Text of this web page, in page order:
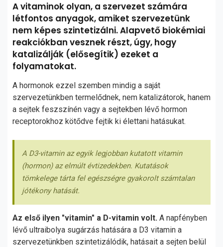
A vitaminok olyan, a szervezet számára
létfontos anyagok, amiket szervezetünk
nem képes szintetizálni. Alapvető biokémiai
reakciókban vesznek részt, úgy, hogy
katalizálják (elősegítik) ezeket a
folyamatokat.
A hormonok ezzel szemben mindig a saját
szervezetünkben termelődnek, nem katalizátorok, hanem
a sejtek feszszínén vagy a sejtekben lévő hormon
receptorokhoz kötődve fejtik ki élettani hatásukat.
A D3-vitamin az egyik legjobban kutatott vitamin
(hormon) az elmúlt évtizedekben. Kutatások
tömkelege tárta fel egészségre gyakorolt számtalan
jótékony hatását.
Az első ilyen "vitamin" a D-vitamin volt. A napfényben
lévő ultraibolya sugárzás hatására a D3 vitamin a
szervezetünkben szintetizálódik, hatásait a sejten belül